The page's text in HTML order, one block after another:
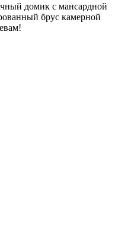
домик с мансардной
брус камерной